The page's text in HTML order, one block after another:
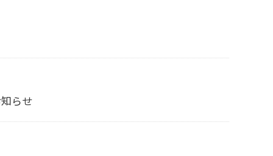
らせ